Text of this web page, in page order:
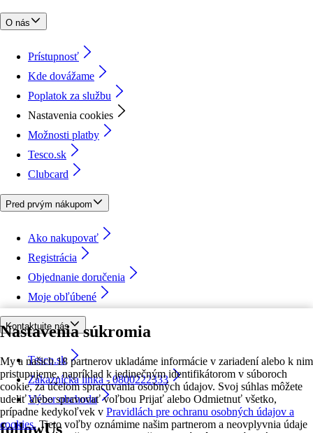
Nastavenia súkromia
My a našich 18 partnerov ukladáme informácie v zariadení alebo k nim
pristupujeme, napríklad k jedinečným identifikátorom v súboroch
cookie, za účelom spracúvania osobných údajov. Svoj súhlas môžete
udeliť alebo spravovať voľbou Prijať alebo Odmietnuť všetko,
prípadne kedykoľvek v Pravidlách pre ochranu osobných údajov a
cookies. Tieto voľby oznámime našim partnerom a neovplyvnia údaje
O nás
Prístupnosť
Kde dovážame
Poplatok za službu
Nastavenia cookies
Možnosti platby
Tesco.sk
Clubcard
Pred prvým nákupom
Ako nakupovať
Registrácia
Objednanie doručenia
Moje obľúbené
Kontaktujte nás
Tesco.sk
Zákaznícka linka - 0800222333
Výber obchodu
followUs